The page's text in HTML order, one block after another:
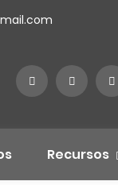
Recursos